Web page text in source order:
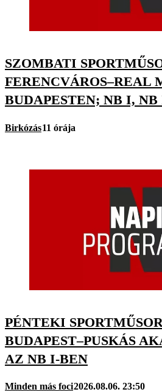
SZOMBATI
FERENCVÁROS–REAL
BUDAPESTEN; NB I,
Birkózás11 órája
PÉNTEKI
BUDAPEST–PUSKÁS
AZ NB I-BEN
Minden más foci2026.08.06. 23:50